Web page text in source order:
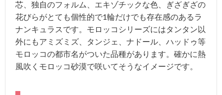
芯、独自のフォルム、エキゾチックな色、ぎざぎざの
花びらがとても個性的で1輪だけでも存在感のあるラ
ナンキュラスです。モロッコシリーズにはタンタン以
外にもアミズミズ、タンジェ、ナドール、ハッドゥ等
モロッコの都市名がついた品種があります。確かに熱
風吹くモロッコ砂漠で咲いてそうなイメージです。